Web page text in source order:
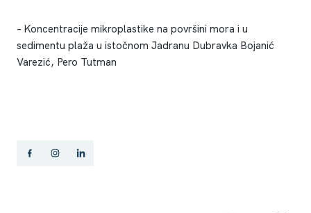
– Koncentracije mikroplastike na površini mora i u
sedimentu plaža u istočnom Jadranu Dubravka Bojanić
Varezić, Pero Tutman